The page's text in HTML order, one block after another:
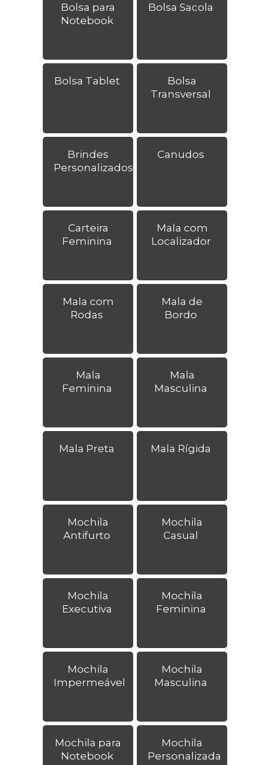
Bolsa para
Notebook
Bolsa Sacola
Bolsa Tablet
Bolsa
Transversal
Brindes
Personalizados
Canudos
Carteira
Feminina
Mala com
Localizador
Mala com
Rodas
Mala de
Bordo
Mala
Feminina
Mala
Masculina
Mala Preta Mala Rígida
Mochila
Antifurto
Mochila
Casual
Mochila
Executiva
Mochila
Feminina
Mochila
Impermeável
Mochila
Masculina
Mochila para
Notebook
Mochila
Personalizada